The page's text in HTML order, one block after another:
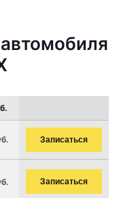
Записаться
Записаться